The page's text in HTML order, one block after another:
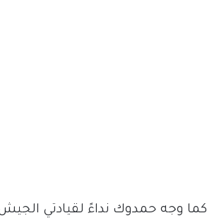
كما وجه حمدوك نداءً لقيادتي